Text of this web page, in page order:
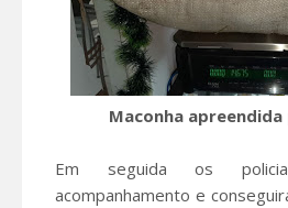
Maconha
Em seguida os
acompanhamento e